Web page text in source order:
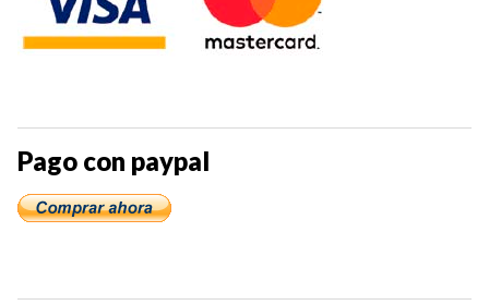
Pago con paypal